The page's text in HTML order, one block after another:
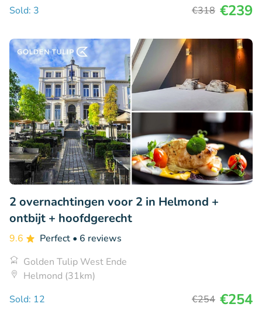
Sold: 3
€318 €239
2 overnachtingen voor 2 in Helmond +
ontbijt + hoofdgerecht
9.6 Perfect • 6 reviews
Golden Tulip West Ende
Helmond (31km)
Sold: 12
€254 €254